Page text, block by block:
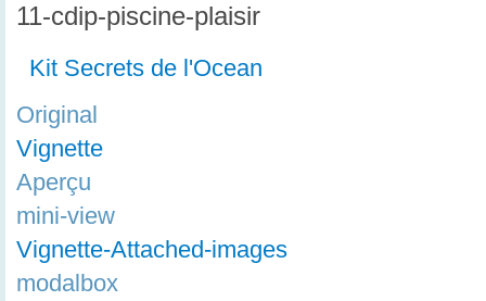
11-cdip-piscine-plaisir
Kit Secrets de l'Ocean
Original
Vignette
Aperçu
mini-view
Vignette-Attached-images
modalbox